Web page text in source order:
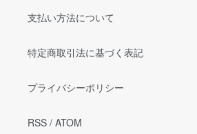
支払い方法について
特定商取引法に基づく表記
プライバシーポリシー
RSS / ATOM